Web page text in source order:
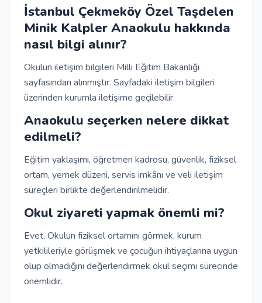
İstanbul Çekmeköy Özel Taşdelen
Minik Kalpler Anaokulu hakkında
nasıl bilgi alınır?
Okulun iletişim bilgileri Milli Eğitim Bakanlığı
sayfasından alınmıştır. Sayfadaki iletişim bilgileri
üzerinden kurumla iletişime geçilebilir.
Anaokulu seçerken nelere dikkat
edilmeli?
Eğitim yaklaşımı, öğretmen kadrosu, güvenlik, fiziksel
ortam, yemek düzeni, servis imkânı ve veli iletişim
süreçleri birlikte değerlendirilmelidir.
Okul ziyareti yapmak önemli mi?
Evet. Okulun fiziksel ortamını görmek, kurum
yetkilileriyle görüşmek ve çocuğun ihtiyaçlarına uygun
olup olmadığını değerlendirmek okul seçimi sürecinde
önemlidir.